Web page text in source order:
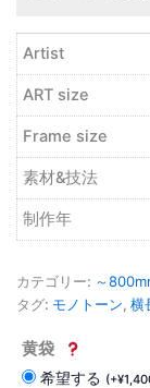
Artist
ART size
Frame size
素材&技法
制作年
カテゴリー: ～
タグ: モノトーン, 横
黄袋
希望する (+¥